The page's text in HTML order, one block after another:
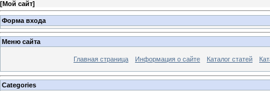
[Мой сайт]
Форма входа
Меню сайта
Главная страница Информация о сайте Каталог статей
Categories